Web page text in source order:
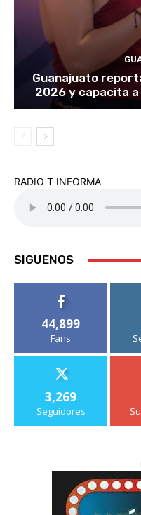
Guanajuato
2026 y capacita
RADIO T INFORMA
SIGUENOS
44,899
Fans
3,269
Seguidores
-